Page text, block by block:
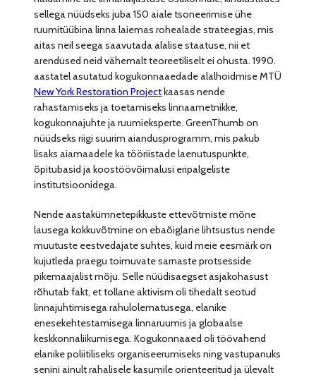
sellega nüüdseks juba 150 aiale tsoneerimise ühe
ruumitüübina linna laiemas rohealade strateegias, mis
aitas neil seega saavutada alalise staatuse, nii et
arendused neid vähemalt teoreetiliselt ei ohusta. 1990.
aastatel asutatud kogukonnaaedade alalhoidmise MTÜ
New York Restoration Projectkaasas nende
rahastamiseks ja toetamiseks linnaametnikke,
kogukonnajuhte ja ruumieksperte. GreenThumb on
nüüdseks riigi suurim aiandusprogramm, mis pakub
lisaks aiamaadele ka tööriistade laenutuspunkte,
õpitubasid ja koostöövõimalusi eripalgeliste
institutsioonidega.
Nende aastakümnetepikkuste ettevõtmiste mõne
lausega kokkuvõtmine on ebaõiglane lihtsustus nende
muutuste eestvedajate suhtes, kuid meie eesmärk on
kujutleda praegu toimuvate sarnaste protsesside
pikemaajalist mõju. Selle nüüdisaegset asjakohasust
rõhutab fakt, et tollane aktivism oli tihedalt seotud
linnajuhtimisega rahulolematusega, elanike
enesekehtestamisega linnaruumis ja globaalse
keskkonnaliikumisega. Kogukonnaaed oli töövahend
elanike poliitiliseks organiseerumiseks ning vastupanuks
senini ainult rahalisele kasumile orienteeritud ja ülevalt